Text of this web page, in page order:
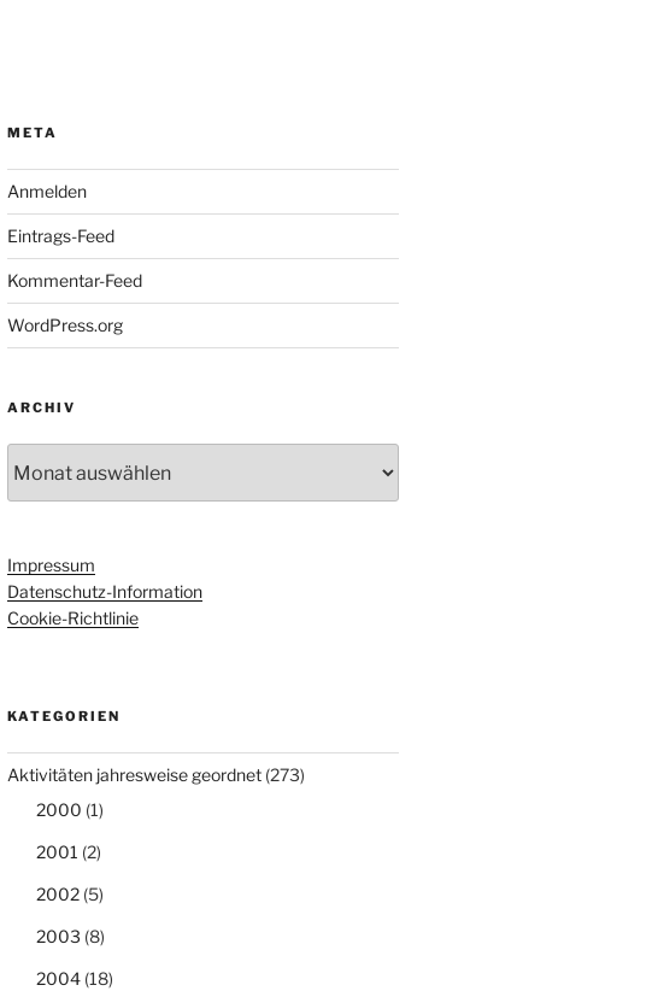
META
Anmelden
Eintrags-Feed
Kommentar-Feed
WordPress.org
ARCHIV
Impressum
Datenschutz-Information
Cookie-Richtlinie
KATEGORIEN
Aktivitäten jahresweise geordnet(273)
2000 (1)
2001 (2)
2002(5)
2003 (8)
2004(18)